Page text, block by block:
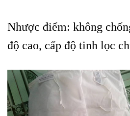
Nhược điểm: không
độ cao, cấp độ tinh lọc